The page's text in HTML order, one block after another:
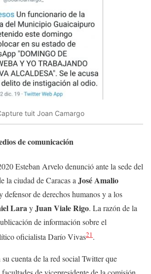
tuit Joan Camargo
de comunicación
Esteban Arvelo denunció ante la sede del
la ciudad de Caracas a José Amalio
defensor de derechos humanos y a los
Lara yJuan Viale Rigo. La razón de la
de información sobre el
oficialista Darío Vivas21 .
cuenta de la red social Twitter que